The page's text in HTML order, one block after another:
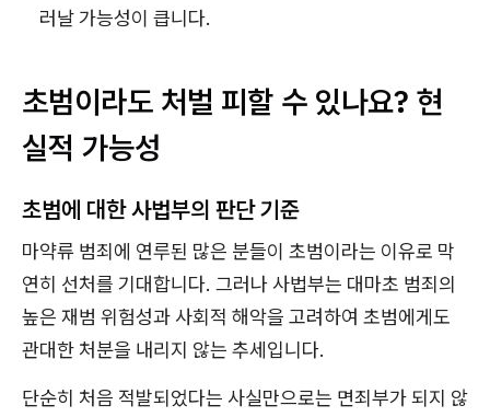
러날 가능성이 큽니다.
초범이라도 처벌 피할 수 있나요? 현
실적 가능성
초범에 대한 사법부의 판단 기준
마약류 범죄에 연루된 많은 분들이 초범이라는 이유로 막
연히 선처를 기대합니다. 그러나 사법부는 대마초 범죄의
높은 재범 위험성과 사회적 해악을 고려하여 초범에게도
관대한 처분을 내리지 않는 추세입니다.
단순히 처음 적발되었다는 사실만으로는 면죄부가 되지 않